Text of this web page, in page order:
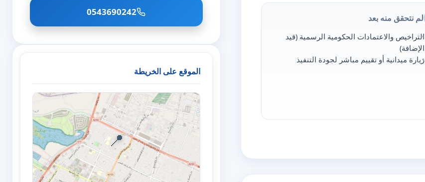
لم نتحقق منه بعد
التراخيص والاعتمادات الحكومية الرسمية (قيد
الإضافة)
زيارة ميدانية أو تقييم مباشر لجودة التنفيذ
0543690242
الموقع على الخريطة
📍